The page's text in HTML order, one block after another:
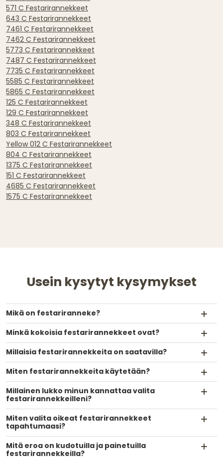
571 C Festarirannekkeet
643 C Festarirannekkeet
7461 C Festarirannekkeet
7462 C Festarirannekkeet
5773 C Festarirannekkeet
7487 C Festarirannekkeet
7735 C Festarirannekkeet
5585 C Festarirannekkeet
5865 C Festarirannekkeet
125 C Festarirannekkeet
129 C Festarirannekkeet
348 C Festarirannekkeet
803 C Festarirannekkeet
Yellow 012 C Festarirannekkeet
804 C Festarirannekkeet
1375 C Festarirannekkeet
151 C Festarirannekkeet
4685 C Festarirannekkeet
1575 C Festarirannekkeet
Usein kysytyt kysymykset
Mikä on festariranneke?
Minkä kokoisia festarirannekkeet ovat?
Millaisia festarirannekkeita on saatavilla?
Miten festarirannekkeita käytetään?
Millainen lukko minun kannattaa valita
festarirannekkeilleni?
Miten valita oikeat festarirannekkeet
tapahtumaasi?
Mitä eroa on kudotuilla ja painetuilla
festarirannekkeilla?